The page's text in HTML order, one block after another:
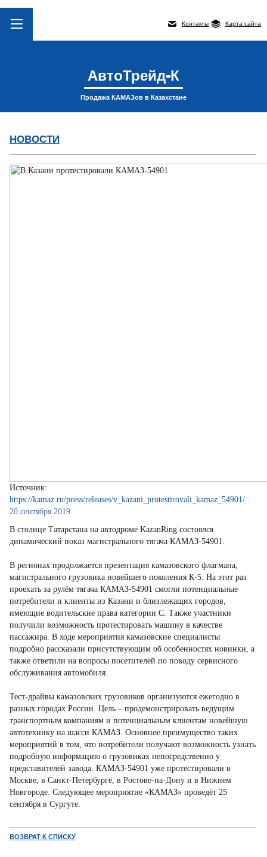
Контакты Карта сайта
АвтоТрейд-К
Продажа КАМАЗов в Казахстане
НОВОСТИ
Источник:
https://kamaz.ru/press/releases/v_kazani_protestirovali_kamaz_54901/
20 сентября 2019
В столице Татарстана на автодроме KazanRing состоялся
динамический показ магистрального тягача КАМАЗ-54901.
В регионах продолжается презентация камазовского флагмана,
магистрального грузовика новейшего поколения К-5. На этот раз
проехать за рулём тягача КАМАЗ-54901 смогли потенциальные
потребители и клиенты из Казани и близлежащих городов,
имеющие водительские права категории С. Также участники
получили возможность протестировать машину в качестве
пассажира. В ходе мероприятия камазовские специалисты
подробно рассказали присутствующим об особенностях новинки, а
также ответили на вопросы посетителей по поводу сервисного
обслуживания автомобиля.
Тест-драйвы камазовских грузовиков организуются ежегодно в
разных городах России. Цель – продемонстрировать ведущим
транспортным компаниям и потенциальным клиентам новейшую
автотехнику на шасси КАМАЗ. Основное преимущество таких
мероприятий в том, что потребители получают возможность узнать
подробную информацию о грузовиках непосредственно у
представителей завода. КАМАЗ-54901 уже протестировали в
Москве, в Санкт-Петербурге, в Ростове-на-Дону и в Нижнем
Новгороде. Следующее мероприятие «КАМАЗ» проведёт 25
сентября в Сургуте.
ВОЗВРАТ К СПИСКУ